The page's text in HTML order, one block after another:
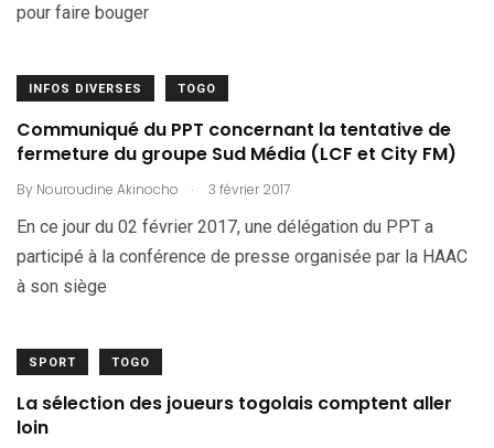
pour faire bouger
INFOS DIVERSES TOGO
Communiqué du PPT concernant la tentative de
fermeture du groupe Sud Média (LCF et City FM)
By Nouroudine Akinocho . 3 février 2017
En ce jour du 02 février 2017, une délégation du PPT a
participé à la conférence de presse organisée par la HAAC
à son siège
SPORT TOGO
La sélection des joueurs togolais comptent aller
loin